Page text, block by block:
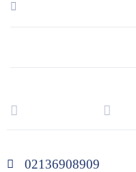
02136908909